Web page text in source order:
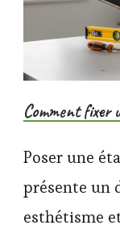
Comment fixer
Poser une
présente un
esthétisme